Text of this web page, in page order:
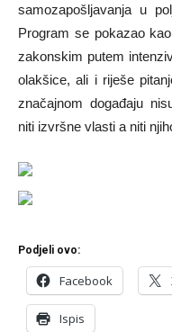
samozapošljavanja u
Program se pokazao
zakonskim putem
olakšice, ali i riješe
značajnom događaju
niti izvršne vlasti a niti
Podjeli ovo:
Facebook
Ispis